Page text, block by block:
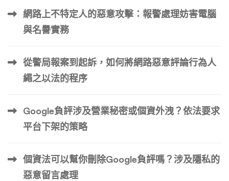
網路上不特定人的惡意攻擊：報警處理妨害電腦
與名譽實務
從警局報案到起訴，如何將網路惡意評論行為人
繩之以法的程序
Google負評涉及營業秘密或個資外洩？依法要求
平台下架的策略
個資法可以幫你刪除Google負評嗎？涉及隱私的
惡意留言處理